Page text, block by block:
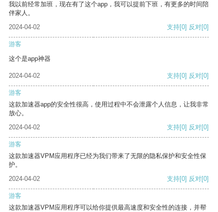
我以前经常加班，现在有了这个app，我可以提前下班，有更多的时间陪
伴家人。
2024-04-02
支持[0] 反对[0]
游客
这个是app神器
2024-04-02 支持[0] 反对[0]
游客
这款加速器app的安全性很高，使用过程中不会泄露个人信息，让我非常
放心。
2024-04-02
支持[0] 反对[0]
游客
这款加速器VPM应用程序已经为我们带来了无限的隐私保护和安全性保
护。
2024-04-02
支持[0] 反对[0]
游客
这款加速器VPM应用程序可以给你提供最高速度和安全性的连接，并帮